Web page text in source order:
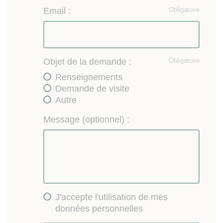
Obligatoire
Email :
Obligatoire
Objet de la demande :
Renseignements
Demande de visite
Autre
Message (optionnel) :
J'accepte l'utilisation de mes
données personnelles